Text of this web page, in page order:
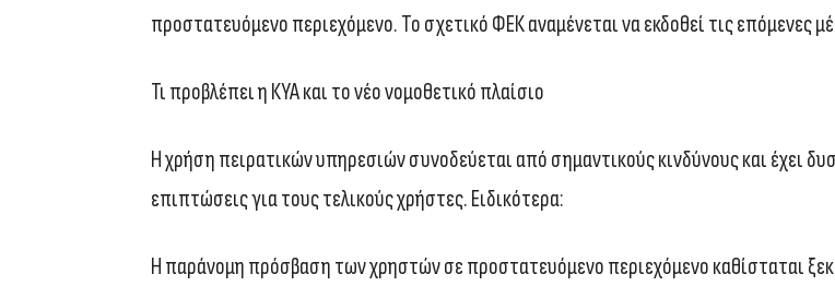
προστατευόμενο περιεχόμενο. Το σχετικό ΦΕΚ αναμένεται να εκδοθεί τις επόμενες
Τι προβλέπει η ΚΥΑ και το νέο νομοθετικό πλαίσιο
Η χρήση πειρατικών υπηρεσιών συνοδεύεται από σημαντικούς κινδύνους και έχει
επιπτώσεις για τους τελικούς χρήστες. Ειδικότερα:
Η παράνομη πρόσβαση των χρηστών σε προστατευόμενο περιεχόμενο καθίσταται